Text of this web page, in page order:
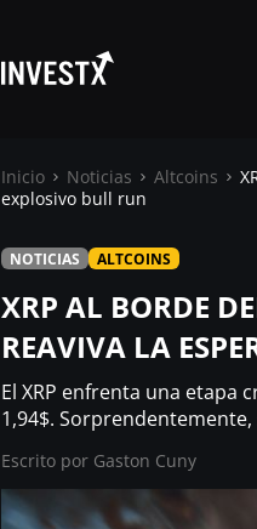
Noticias
Guías
Trading
¿ Dónde comprar ?
Inicio Noticias Altcoins
explosivo bull run
NOTICIAS ALTCOINS
XRP AL BORDE
REAVIVA LA
El XRP enfrenta una etapa
1,94$.
Escrito por Gaston Cuny